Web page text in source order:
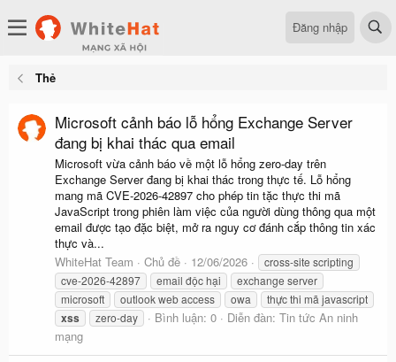
Đăng nhập
Thẻ
Microsoft cảnh báo lỗ hổng Exchange Server
đang bị khai thác qua email
Microsoft vừa cảnh báo về một lỗ hổng zero-day trên
Exchange Server đang bị khai thác trong thực tế. Lỗ hổng
mang mã CVE-2026-42897 cho phép tin tặc thực thi mã
JavaScript trong phiên làm việc của người dùng thông qua một
email được tạo đặc biệt, mở ra nguy cơ đánh cắp thông tin xác
thực và...
WhiteHat Team
Chủ đề 12/06/2026
cross-site scripting
cve-2026-42897
email độc hại
exchange server
microsoft
outlook web access owa thực thi mã javascript
xss zero-day Bình luận: 0 Diễn đàn: Tin tức An ninh
mạng